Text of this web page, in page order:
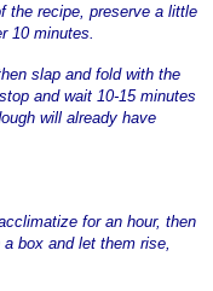
the recipe, preserve a little
10 minutes.
slap and fold with the
and wait 10-15 minutes
will already have
for an hour, then
box and let them rise,